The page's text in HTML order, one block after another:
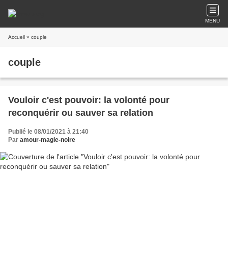
MENU
Accueil » couple
couple
Vouloir c'est pouvoir: la volonté pour
reconquérir ou sauver sa relation
Publié le 08/01/2021 à 21:40
Par amour-magie-noire